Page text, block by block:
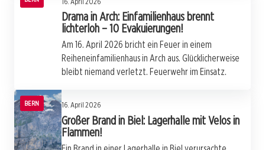
Drama in Arch: Einfamilienhaus brennt
lichterloh – 10 Evakuierungen!
Am 16. April 2026 bricht ein Feuer in einem
Reiheneinfamilienhaus in Arch aus. Glücklicherweise
bleibt niemand verletzt. Feuerwehr im Einsatz.
BERN 16. April 2026
Großer Brand in Biel: Lagerhalle mit Velos in
Flammen!